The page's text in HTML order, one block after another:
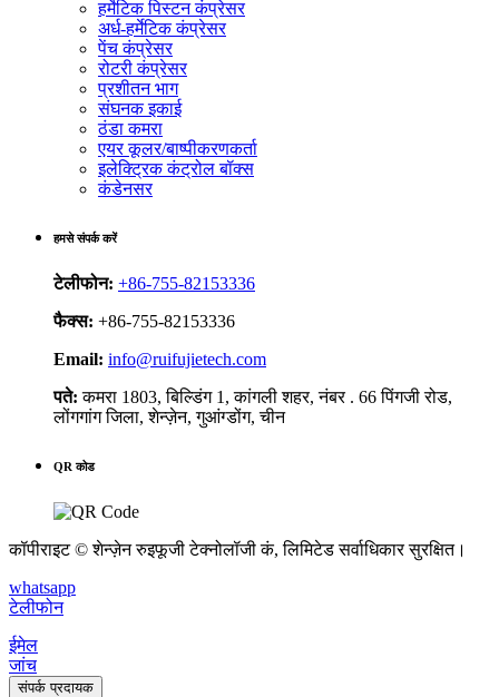
हर्मेटिक पिस्टन कंप्रेसर
अर्ध-हर्मेटिक कंप्रेसर
पेंच कंप्रेसर
रोटरी कंप्रेसर
प्रशीतन भाग
संघनक इकाई
ठंडा कमरा
एयर कूलर/बाष्पीकरणकर्ता
इलेक्ट्रिक कंट्रोल बॉक्स
कंडेनसर
हमसे संपर्क करें
टेलीफोन: +86-755-82153336
फैक्स: +86-755-82153336
Email: info@ruifujietech.com
पते:कमरा 1803, बिल्डिंग 1, कांगली शहर, नंबर . 66 पिंगजी रोड,
लोंगगांग जिला, शेन्ज़ेन, गुआंग्डोंग, चीन
QR कोड
कॉपीराइट © शेन्ज़ेन रुइफूजी टेक्नोलॉजी कं, लिमिटेड सर्वाधिकार सुरक्षित।
whatsapp
टेलीफोन
ईमेल
जांच
संपर्क प्रदायक